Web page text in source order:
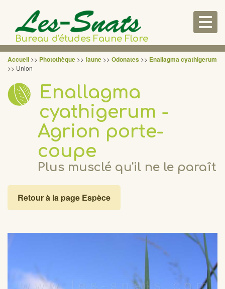
Bureau d'études Faune Flore
Accueil >> Photothèque >> faune >> Odonates >> Enallagma cyathigerum
>> Union
Enallagma
cyathigerum -
Agrion porte-
coupe
Plus musclé qu'il ne le paraît
Retour à la page Espèce